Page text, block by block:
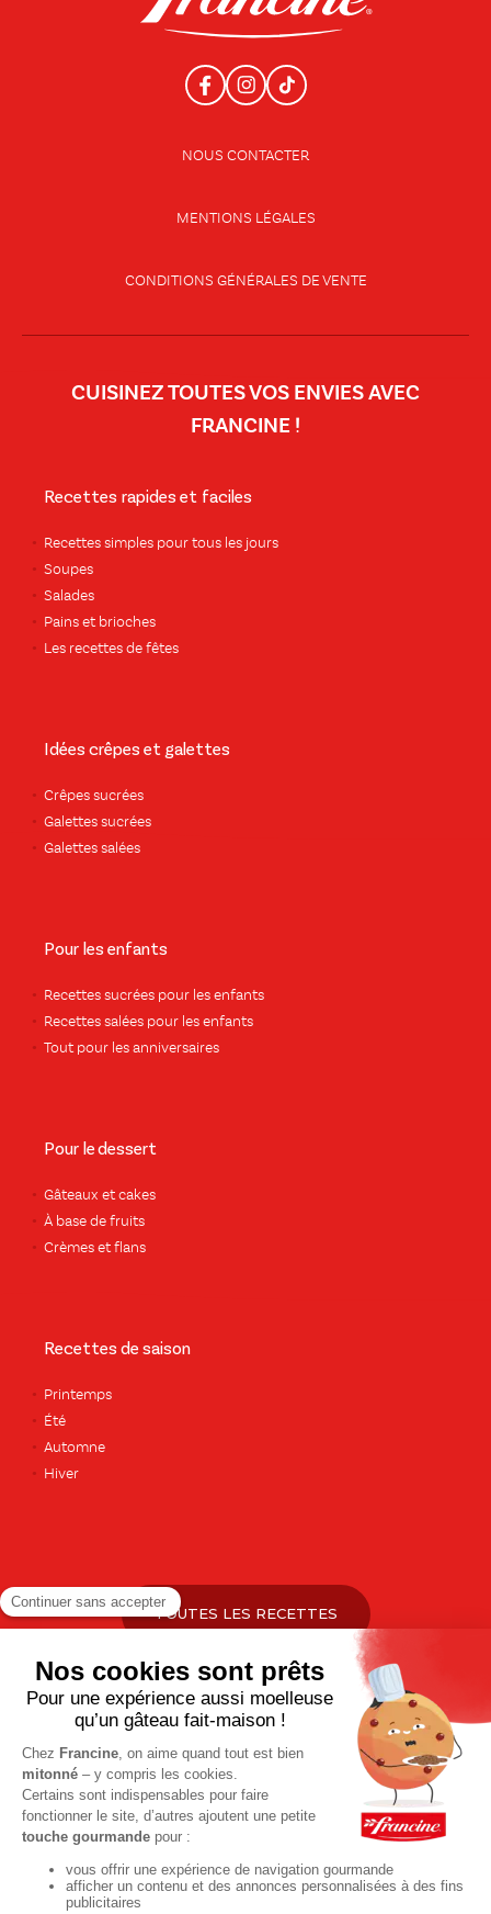
NOUS CONTACTER
MENTIONS LÉGALES
CONDITIONS GÉNÉRALES DE VENTE
CUISINEZ TOUTES VOS ENVIES AVEC
FRANCINE !
Recettes rapides et faciles
Recettes simples pour tous les jours
Soupes
Salades
Pains et brioches
Les recettes de fêtes
Idées crêpes et galettes
Crêpes sucrées
Galettes sucrées
Galettes salées
Pour les enfants
Recettes sucrées pour les enfants
Recettes salées pour les enfants
Tout pour les anniversaires
Pour le dessert
Gâteaux et cakes
À base de fruits
Crèmes et flans
Recettes de saison
Printemps
Été
Automne
Hiver
TOUTES LES RECETTES
Pour votre santé, pratiquez une activité physique régulière. Plus
d’infos surwww.mangerbouger.fr